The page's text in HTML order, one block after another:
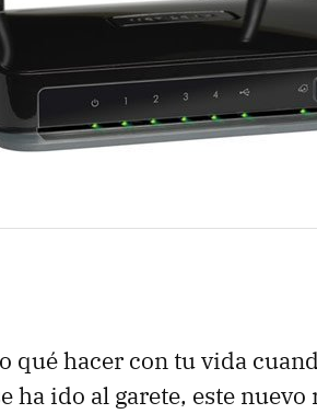
qué hacer con tu vida
ha ido al garete, este